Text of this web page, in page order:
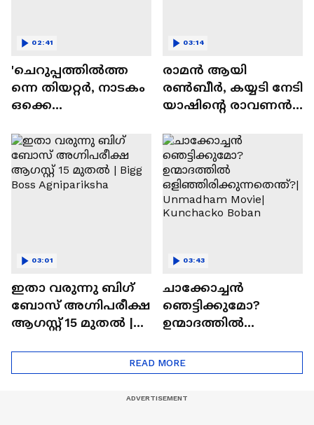
'ചെറുപ്പത്തിൽത്ത
ന്നെ തിയറ്റർ, നാടകം
ഒക്കെ
ചെയ്യാനുള്ള
ആത്മവിശ്വാസമുണ്ടാ
യിരുന്നില്ല'
02:41
രാമന്‍ ആയി
രൺബീർ, കയ്യടി നേടി
യാഷിന്റെ രാവണൻ;
രാമായണ ട്രെയിലർ
എത്തി | Ramayana
Movie
03:14
ഇതാ വരുന്നു ബിഗ്
ബോസ് അഗ്നിപരീക്ഷ
ആഗസ്റ്റ് 15 മുതൽ |
03:01
ചാക്കോച്ചന്‍
ഞെട്ടിക്കുമോ?
ഉന്മാദത്തിൽ
ന്ത്?| Unmadham
Movie| Kunchacko
03:43
READ MORE